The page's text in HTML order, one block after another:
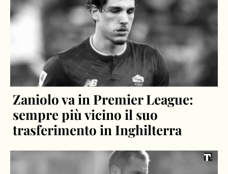
Zaniolo va in Premier League:
sempre più vicino il suo
trasferimento in Inghilterra